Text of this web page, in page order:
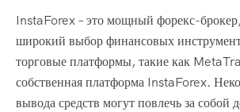
InstaForex – это мощный форекс-
широкий выбор финансовых
торговые платформы, такие как
собственная платформа InstaForex.
вывода средств могут повлечь за собой